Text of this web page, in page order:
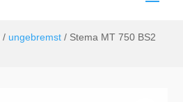
/ ungebremst / Stema MT 750 BS2